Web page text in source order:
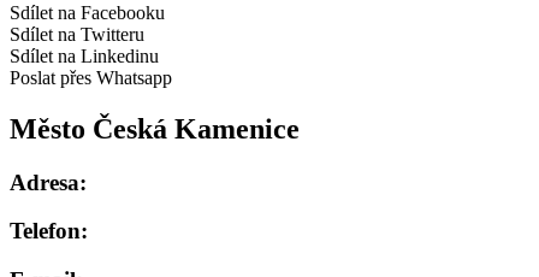
Sdílet na Facebooku
Sdílet na Twitteru
Sdílet na Linkedinu
Poslat přes Whatsapp
Město Česká Kamenice
Adresa:
Telefon: